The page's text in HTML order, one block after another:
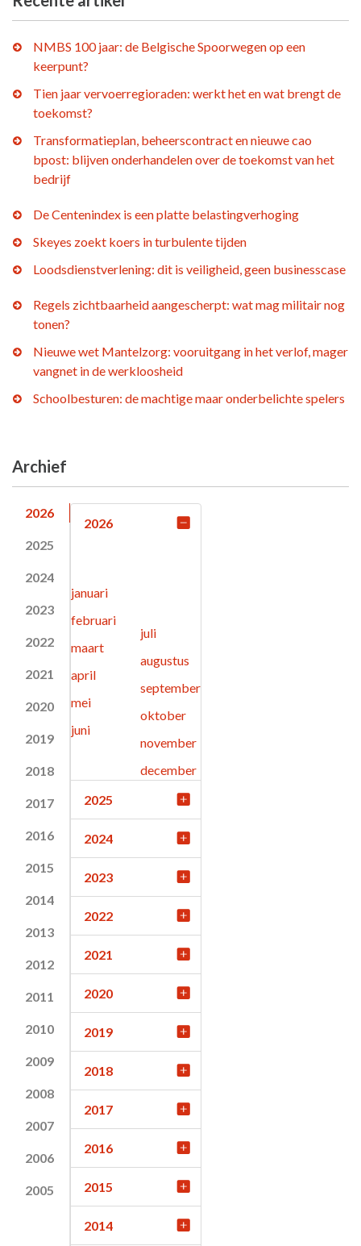
NMBS 100 jaar: de Belgische Spoorwegen op een
keerpunt?
Tien jaar vervoerregioraden: werkt het en wat brengt de
toekomst?
Transformatieplan, beheerscontract en nieuwe cao
bpost: blijven onderhandelen over de toekomst van het
bedrijf
De Centenindex is een platte belastingverhoging
Skeyes zoekt koers in turbulente tijden
Loodsdienstverlening: dit is veiligheid, geen businesscase
Regels zichtbaarheid aangescherpt: wat mag militair nog
tonen?
Nieuwe wet Mantelzorg: vooruitgang in het verlof, mager
vangnet in de werkloosheid
Schoolbesturen: de machtige maar onderbelichte spelers
Archief
2026
2025
2024
2023
2022
2021
2020
2019
2018
2017
2016
2015
2014
2013
2012
2011
2010
2009
2008
2007
2006
2005
2026
januari
februari
maart
april
mei
juni
juli
augustus
september
oktober
november
december
2025
2024
2023
2022
2021
2020
2019
2018
2017
2016
2015
2014